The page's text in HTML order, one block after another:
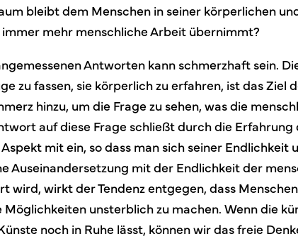
bleibt dem Menschen in seiner körperlichen
immer mehr menschliche Arbeit übernimmt?
Antworten kann schmerzhaft sein.
zu fassen, sie körperlich zu erfahren, ist das Ziel
hinzu, um die Frage zu sehen, was die
auf diese Frage schließt durch die Erfahrung
mit ein, so dass man sich seiner Endlichkeit
Auseinandersetzung mit der Endlichkeit der
wird, wirkt der Tendenz entgegen, dass
unsterblich zu machen. Wenn die
noch in Ruhe lässt, können wir das freie